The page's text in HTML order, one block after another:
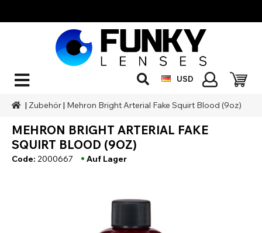
USD
| Zubehör| Mehron Bright Arterial Fake Squirt Blood (9oz)
MEHRON BRIGHT ARTERIAL FAKE
SQUIRT BLOOD (9OZ)
Code: 2000667 • Auf Lager